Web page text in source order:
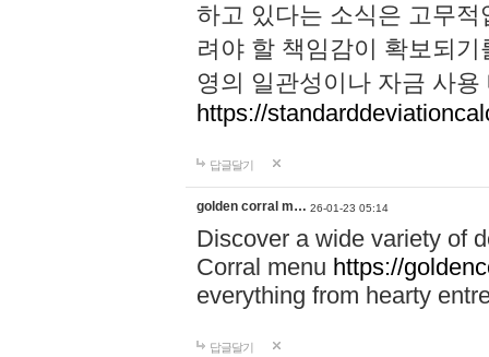
하고 있다는 소식은 고무
려야 할 책임감이 확보되
영의 일관성이나 자금 사
https://
답글달기
golden corral m… 26-01-23 05:14
Discover a wide variety of
Corral menu https://
everything from hearty
답글달기